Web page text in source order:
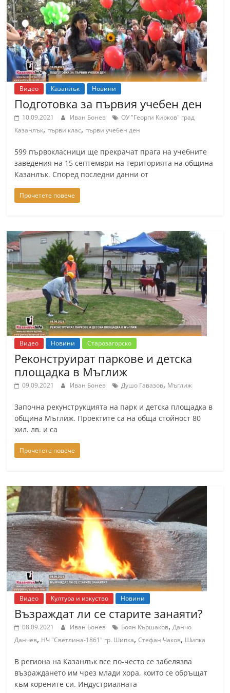
т
К
а
з
а
н
л
ъ
о
б
л
а
С
т
а
р
а
З
а
г
о
р
а
k
z
a
l
a
k
.
n
f
o
,
k
a
z
a
n
Видео Казанлък Новини
Подготовка за първия учебен ден
10.09.2021 Иван Бонев
ОУ "Георги Кирков" град
Казанлък, първи клас, първи учебен ден
599 първокласници ще прекрачат прага на учебните
заведения на 15 септември на територията на община
Казанлък. Според последни данни от
Прочетете повече
Видео Новини Старозагорско
Реконструират паркове и детска
площадка в Мъглиж
09.09.2021 Иван Бонев Душо Гавазов, Мъглиж
Започна рекунструкцията на парк и детска площадка в
община Мъглиж. Проектите са на обща стойност 80
хил. лв. и са
Прочетете повече
Видео Култура и изкуство Новини
Възраждат ли се старите занаяти?
08.09.2021 Иван Бонев Боян Кършаков,Данчо
Данчев, НЧ "Светлина-1861" гр. Шипка,Стефан Чаков, Шипка
В региона на Казанлък все по-често се забелязва
възраждането им чрез млади хора, които се обръщат
към корените си. Индустриалната